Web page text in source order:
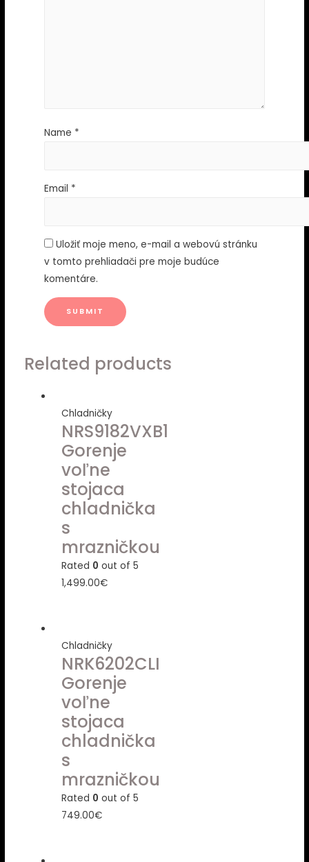
Name *
Email *
Uložiť moje meno, e-mail a webovú stránku
v tomto prehliadači pre moje budúce
komentáre.
Related products
Chladničky
NRS9182VXB1
Gorenje
voľne
stojaca
chladnička
s
mrazničkou
Rated 0 out of 5
1,499.00€
Chladničky
NRK6202CLI
Gorenje
voľne
stojaca
chladnička
s
mrazničkou
Rated 0 out of 5
749.00€